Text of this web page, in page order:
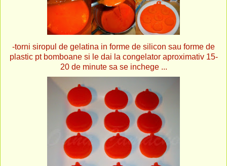
-torni siropul de gelatina in forme de silicon sau forme de
plastic pt bomboane si le dai la congelator aproximativ 15-
20 de minute sa se inchege ...